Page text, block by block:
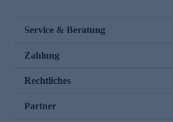
Service & Beratung
Zahlung
Rechtliches
Partner